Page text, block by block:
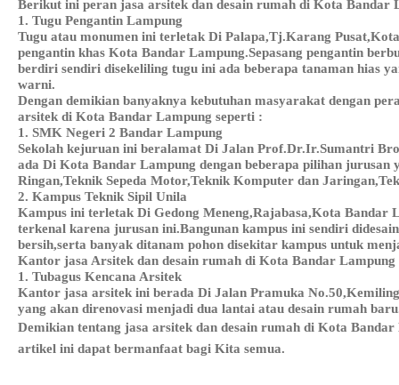
Berikut ini peran jasa arsitek dan desain rumah di Kota Bandar
1. Tugu Pengantin Lampung
Tugu atau monumen ini terletak Di Palapa,Tj.Karang
pengantin khas Kota Bandar Lampung.Sepasang pengantin
berdiri sendiri disekeliling tugu ini ada beberapa tanaman hias
warni.
Dengan demikian banyaknya kebutuhan masyarakat dengan
arsitek di Kota Bandar Lampung seperti :
1. SMK Negeri 2 Bandar Lampung
Sekolah kejuruan ini beralamat Di Jalan Prof.Dr.Ir.Sumantri
ada Di Kota Bandar Lampung dengan beberapa pilihan
Ringan,Teknik Sepeda Motor,Teknik Komputer dan
2. Kampus Teknik Sipil Unila
Kampus ini terletak Di Gedong Meneng,Rajabasa,Kota
terkenal karena jurusan ini.Bangunan kampus ini sendiri
bersih,serta banyak ditanam pohon disekitar kampus untuk
Kantor jasa Arsitek dan desain rumah di Kota Bandar Lampung
1. Tubagus Kencana Arsitek
Kantor jasa arsitek ini berada Di Jalan Pramuka
yang akan direnovasi menjadi dua lantai atau desain rumah
Demikian tentang jasa arsitek dan desain rumah di Kota
artikel ini dapat bermanfaat bagi Kita semua.